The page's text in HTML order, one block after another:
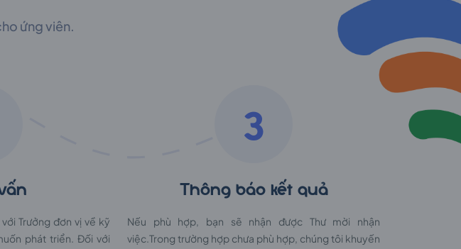
ứng viên.
Trưởng đơn vị về kỹ
phát triển. Đối với
3
Thông báo kết quả
Nếu phù hợp, bạn sẽ nhận được Thư mời nhận
việc.Trong trường hợp chưa phù hợp, chúng tôi khuyến